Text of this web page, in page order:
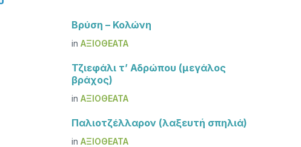
Βρύση – Κολώνη
inΑΞΙΟΘΈΑΤΑ
Τζιεφάλι τ’ Αδρώπου (μεγάλος
βράχος)
inΑΞΙΟΘΈΑΤΑ
Παλιοτζέλλαρον (λαξευτή σπηλιά)
inΑΞΙΟΘΈΑΤΑ